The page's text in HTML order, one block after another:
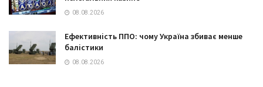
08.08.2026
Ефективність ППО: чому Україна збиває менше
балістики
08.08.2026